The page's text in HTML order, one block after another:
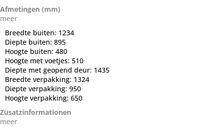
Afmetingen (mm)
meer
Breedte buiten: 1234
Diepte buiten: 895
Hoogte buiten: 480
Hoogte met voetjes: 510
Diepte met geopend deur: 1435
Breedte verpakking: 1324
Diepte verpakking: 950
Hoogte verpakking: 650
Zusatzinformationen
meer